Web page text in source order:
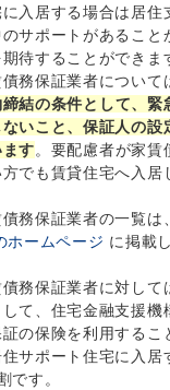
入居する場合は居住
サポートがあること
待することができま
務保証業者について
結の条件として、緊
いこと、保証人の設
す。要配慮者が家賃
でも賃貸住宅へ入居
務保証業者の一覧は
ホームページ に掲載
務保証業者に対して
て、住宅金融支援機
の保険を利用するこ
サポート住宅に入居
です。